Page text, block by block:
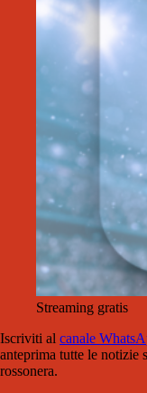
Streaming gratis
Iscriviti al canale
anteprima tutte le notizie
rossonera.